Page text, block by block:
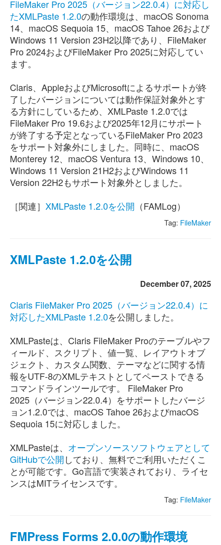
FileMaker Pro 2025（バージョン22.0.4）に対応し
たXMLPaste 1.2.0の動作環境は、macOS Sonoma
14、macOS Sequoia 15、macOS Tahoe 26および
Windows 11 Version 23H2以降であり、FileMaker
Pro 2024およびFileMaker Pro 2025に対応してい
ます。
Claris、AppleおよびMicrosoftによるサポートが終
了したバージョンについては動作保証対象外とす
る方針にしているため、XMLPaste 1.2.0では
FileMaker Pro 19.6および2025年12月にサポート
が終了する予定となっているFileMaker Pro 2023
をサポート対象外にしました。同時に、macOS
Monterey 12、macOS Ventura 13、Windows 10、
Windows 11 Version 21H2およびWindows 11
Version 22H2もサポート対象外としました。
［関連］ XMLPaste 1.2.0を公開 （FAMLog）
Tag: FileMaker
XMLPaste 1.2.0を公開
December 07, 2025
Claris FileMaker Pro 2025（バージョン22.0.4）に
対応したXMLPaste 1.2.0を公開しました。
XMLPasteは、Claris FileMaker Proのテーブルやフ
ィールド、スクリプト、値一覧、レイアウトオブ
ジェクト、カスタム関数、テーマなどに関する情
報をUTF-8のXMLテキストとしてペーストできる
コマンドラインツールです。 FileMaker Pro
2025（バージョン22.0.4）をサポートしたバージ
ョン1.2.0では、macOS Tahoe 26およびmacOS
Sequoia 15に対応しました。
XMLPasteは、 オープンソースソフトウェアとして
GitHubで公開しており、無料でご利用いただくこ
とが可能です。Go言語で実装されており、ライセ
ンスはMITライセンスです。
Tag: FileMaker
FMPress Forms 2.0.0の動作環境